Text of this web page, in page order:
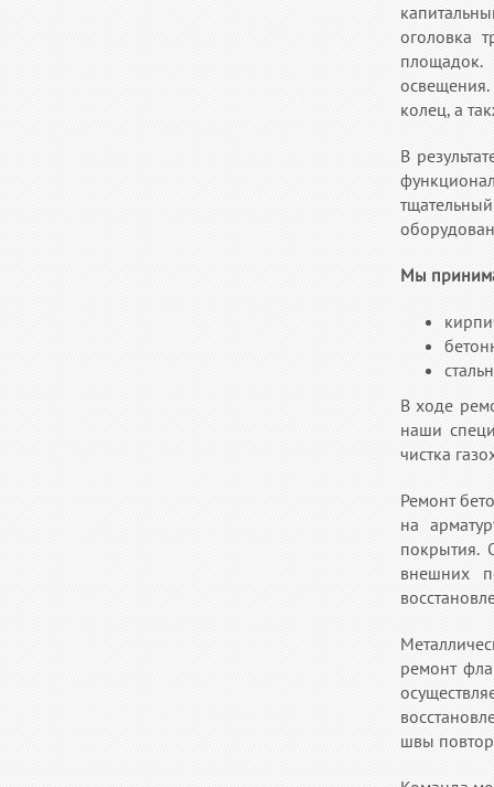
оголовка
колец, а
В
Мы
В ходе
наши
чистка
Ремонт
на
покрытия.
внешних
ремонт
швы